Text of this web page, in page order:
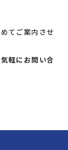
てご案内させ
軽にお問い合